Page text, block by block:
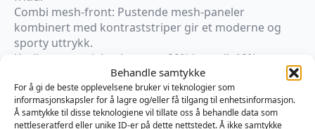
Behandle samtykke
For å gi de beste opplevelsene bruker vi teknologier som
informasjonskapsler for å lagre og/eller få tilgang til enhetsinformasjon.
Å samtykke til disse teknologiene vil tillate oss å behandle data som
nettleseratferd eller unike ID-er på dette nettstedet. Å ikke samtykke
Combi mesh-front: Pustende mesh-paneler
kombinert med kontraststriper gir et moderne og
sporty uttrykk.
Kvalitetsmaterialer: Laget av 80% bomull, 10%
polyester og 10% elastan – mykt, slitesterkt og
elastisk for perfekt passform.
ADDICTED-logo: Elastisk midjebånd med ikonisk logo
gir et stilig og gjenkjennelig preg.